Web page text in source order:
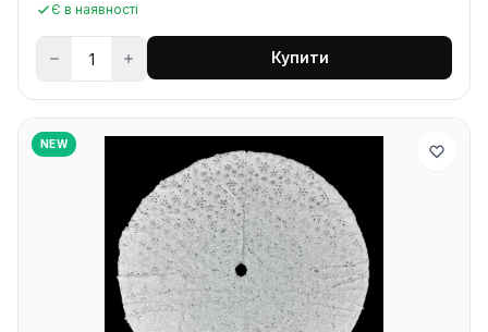
Є в наявності
Купити
NEW